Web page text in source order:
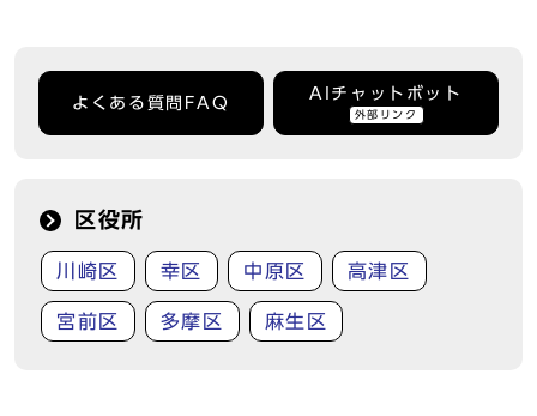
よくある質問FAQ
AIチャットボット
外部リンク
区役所
川崎区 幸区 中原区 高津区
宮前区 多摩区 麻生区